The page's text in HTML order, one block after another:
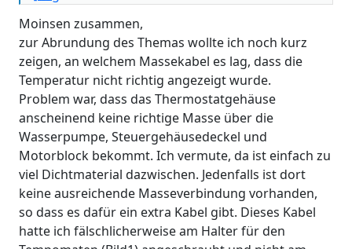
Moinsen zusammen,
zur Abrundung des Themas wollte ich noch kurz
zeigen, an welchem Massekabel es lag, dass die
Temperatur nicht richtig angezeigt wurde.
Problem war, dass das Thermostatgehäuse
anscheinend keine richtige Masse über die
Wasserpumpe, Steuergehäusedeckel und
Motorblock bekommt. Ich vermute, da ist einfach zu
viel Dichtmaterial dazwischen. Jedenfalls ist dort
keine ausreichende Masseverbindung vorhanden,
so dass es dafür ein extra Kabel gibt. Dieses Kabel
hatte ich fälschlicherweise am Halter für den